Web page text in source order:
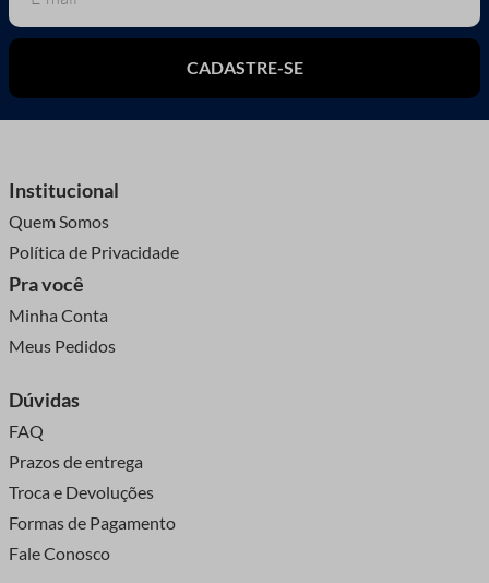
CADASTRE-SE
Institucional
Quem Somos
Política de Privacidade
Pra você
Minha Conta
Meus Pedidos
Dúvidas
FAQ
Prazos de entrega
Troca e Devoluções
Formas de Pagamento
Fale Conosco